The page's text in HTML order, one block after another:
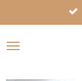
direct
naar